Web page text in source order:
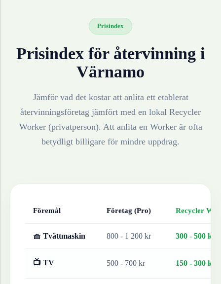
Prisindex
Prisindex för återvinning i
Värnamo
Jämför vad det kostar att anlita ett etablerat
återvinningsföretag jämfört med en lokal Recycler
Worker (privatperson). Att anlita en Worker är ofta
betydligt billigare för mindre uppdrag.
Föremål Företag (Pro) Recycler
🧺 Tvättmaskin 800 - 1 200 kr 300 - 500 kr
📺 TV 500 - 700 kr 150 - 300 kr